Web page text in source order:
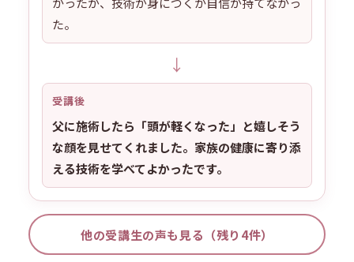
た。
↓
受講後
父に施術したら「頭が軽くなった」と嬉しそう
な顔を見せてくれました。家族の健康に寄り添
える技術を学べてよかったです。
他の受講生の声も見る（残り4件）